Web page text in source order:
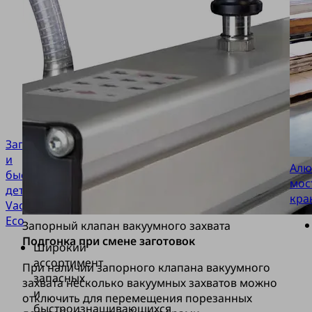
Запасные
и
быстроизнашивающиеся
детали
VacuMaster
Eco
Широкий
ассортимент
запасных
и
быстроизнашивающихся
Запорный клапан вакуумного захвата
Подгонка при смене заготовок
При наличии запорного клапана вакуумного
захвата несколько вакуумных захватов можно
отключить для перемещения порезанных